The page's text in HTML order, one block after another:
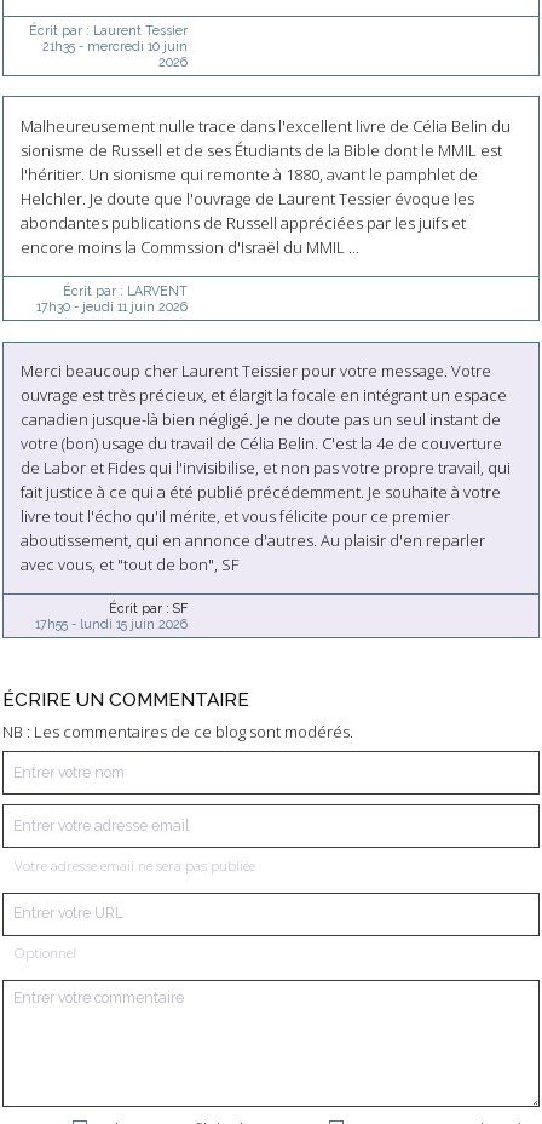
Écrit par : Laurent Tessier
21h35- mercredi 10 juin
2026
Malheureusement nulle trace dans l'excellent livre de Célia Belin du
sionisme de Russell et de ses Étudiants de la Bible dont le MMIL est
l'héritier. Un sionisme qui remonte à 1880, avant le pamphlet de
Helchler. Je doute que l'ouvrage de Laurent Tessier évoque les
abondantes publications de Russell appréciées par les juifs et
encore moins la Commssion d'Israël du MMIL ...
Écrit par : LARVENT
17h30- jeudi 11 juin 2026
Merci beaucoup cher Laurent Teissier pour votre message. Votre
ouvrage est très précieux, et élargit la focale en intégrant un espace
canadien jusque-là bien négligé. Je ne doute pas un seul instant de
votre (bon) usage du travail de Célia Belin. C'est la 4e de couverture
de Labor et Fides qui l'invisibilise, et non pas votre propre travail, qui
fait justice à ce qui a été publié précédemment. Je souhaite à votre
livre tout l'écho qu'il mérite, et vous félicite pour ce premier
aboutissement, qui en annonce d'autres. Au plaisir d'en reparler
avec vous, et "tout de bon", SF
Écrit par : SF
17h55- lundi 15 juin 2026
ÉCRIRE UN COMMENTAIRE
NB : Les commentaires de ce blog sont modérés.
Votre adresse email ne sera pas publiée
Optionnel